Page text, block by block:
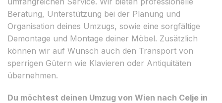
Beratung, Unterstützung bei der Planung und
Organisation deines Umzugs, sowie eine sorgfältige
Demontage und Montage deiner Möbel. Zusätzlich
können wir auf Wunsch auch den Transport von
sperrigen Gütern wie Klavieren oder Antiquitäten
übernehmen.
Du möchtest deinen Umzug von Wien nach Celje in